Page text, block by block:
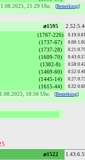
21:29 Uhr. [Bemerkung]
⌀1595
(1767-226) 0.19:0.81
(1737-67)
(1737-28) 0.21:0.79
(1609-70)
(1382-8) 0.58:0.42
(1469-60) 0.52:0.48
(1445-14) 0.27:0.73
(1615-44) 0.32:0.68
18:56 Uhr. [Bemerkung]
⌀1522